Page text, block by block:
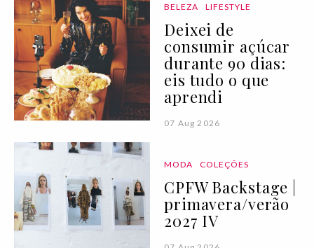
BELEZA LIFESTYLE
Deixei de
consumir açúcar
durante 90 dias:
eis tudo o que
aprendi
07 Aug 2026
MODA COLEÇÕES
CPFW Backstage |
primavera/verão
2027 IV